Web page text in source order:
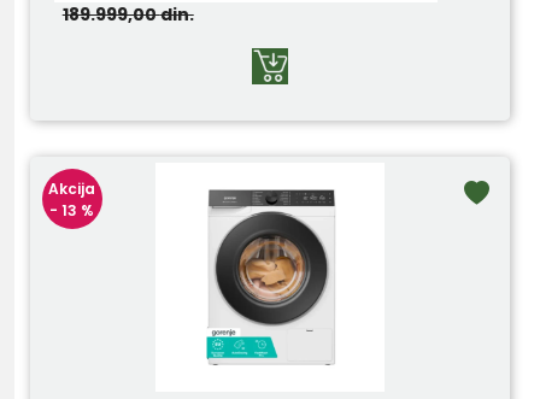
189.999,00din.
Akcija
- 13 %